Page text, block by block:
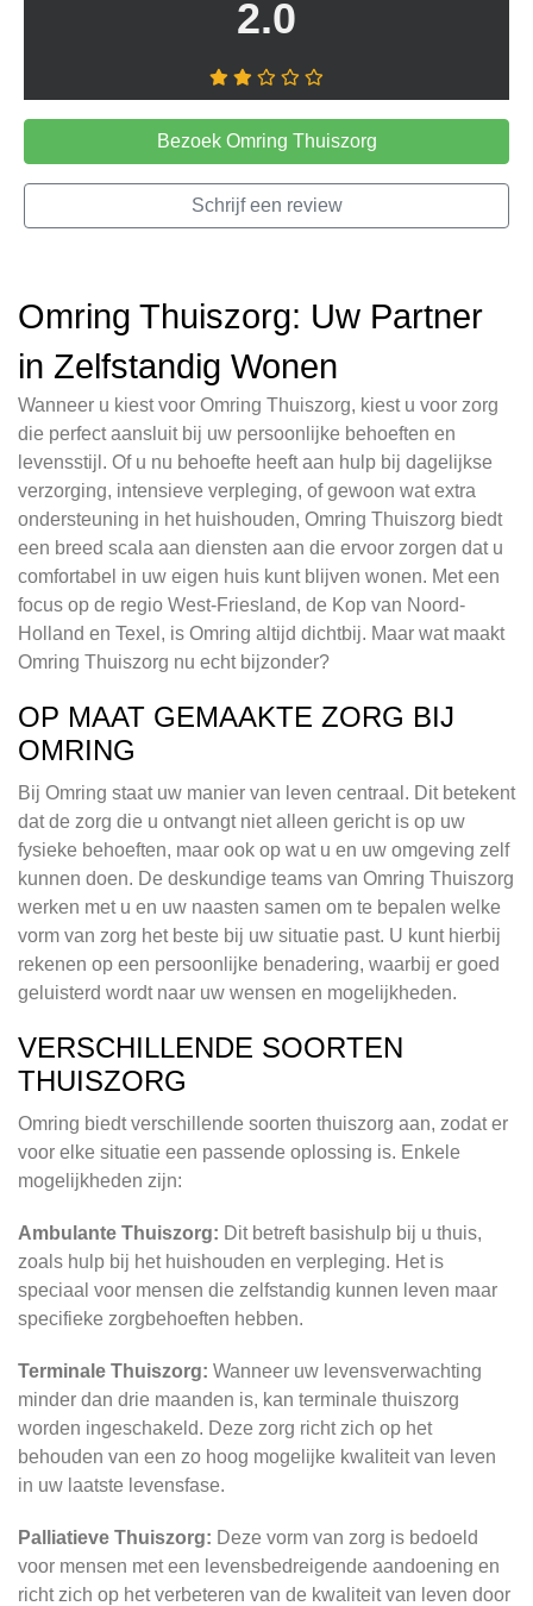
2.0
Bezoek Omring Thuiszorg
Schrijf een review
Omring Thuiszorg: Uw Partner
in Zelfstandig Wonen
Wanneer u kiest voor Omring Thuiszorg, kiest u voor zorg
die perfect aansluit bij uw persoonlijke behoeften en
levensstijl. Of u nu behoefte heeft aan hulp bij dagelijkse
verzorging, intensieve verpleging, of gewoon wat extra
ondersteuning in het huishouden, Omring Thuiszorg biedt
een breed scala aan diensten aan die ervoor zorgen dat u
comfortabel in uw eigen huis kunt blijven wonen. Met een
focus op de regio West-Friesland, de Kop van Noord-
Holland en Texel, is Omring altijd dichtbij. Maar wat maakt
Omring Thuiszorg nu echt bijzonder?
OP MAAT GEMAAKTE ZORG BIJ
OMRING
Bij Omring staat uw manier van leven centraal. Dit betekent
dat de zorg die u ontvangt niet alleen gericht is op uw
fysieke behoeften, maar ook op wat u en uw omgeving zelf
kunnen doen. De deskundige teams van Omring Thuiszorg
werken met u en uw naasten samen om te bepalen welke
vorm van zorg het beste bij uw situatie past. U kunt hierbij
rekenen op een persoonlijke benadering, waarbij er goed
geluisterd wordt naar uw wensen en mogelijkheden.
VERSCHILLENDE SOORTEN
THUISZORG
Omring biedt verschillende soorten thuiszorg aan, zodat er
voor elke situatie een passende oplossing is. Enkele
mogelijkheden zijn:
Ambulante Thuiszorg: Dit betreft basishulp bij u thuis,
zoals hulp bij het huishouden en verpleging. Het is
speciaal voor mensen die zelfstandig kunnen leven maar
specifieke zorgbehoeften hebben.
Terminale Thuiszorg: Wanneer uw levensverwachting
minder dan drie maanden is, kan terminale thuiszorg
worden ingeschakeld. Deze zorg richt zich op het
behouden van een zo hoog mogelijke kwaliteit van leven
in uw laatste levensfase.
Palliatieve Thuiszorg: Deze vorm van zorg is bedoeld
voor mensen met een levensbedreigende aandoening en
richt zich op het verbeteren van de kwaliteit van leven door